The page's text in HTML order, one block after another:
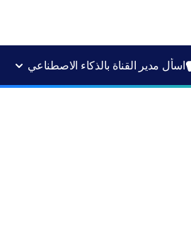
اسأل مدير القناة بالذكاء الاصطناعي